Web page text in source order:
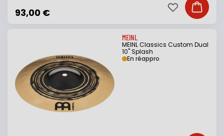
93,00 € Ajouter
Ajouter à ma
MEINL
MEINL Classics Custom Dual
10" Splash
En réappro